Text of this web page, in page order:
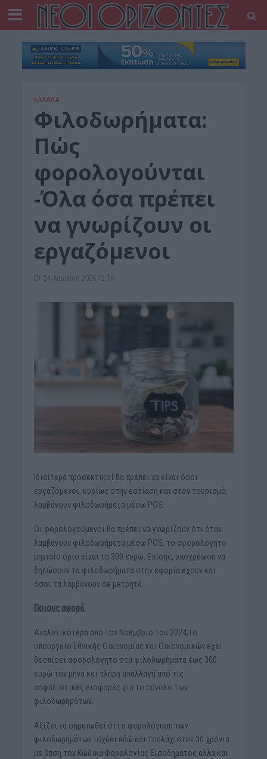
ΕΛΛΑΔΑ
Φιλοδωρήματα:
Πώς
φορολογούνται
-Όλα όσα πρέπει
να γνωρίζουν οι
εργαζόμενοι
24 Απριλίου 2026 12:56
Ιδιαίτερα προσεκτικοί θα πρέπει να είναι όσοι
εργαζόμενοι, κυρίως στην εστίαση και στον τουρισμό,
λαμβάνουν φιλοδωρήματα μέσω POS.
Οι φορολογούμενοι θα πρέπει να γνωρίζουν ότι όταν
λαμβάνουν φιλοδωρήματα μέσω POS, το αφορολόγητο
μηνιαίο όριο είναι τα 300 ευρώ. Επίσης, υποχρέωση να
δηλώσουν τα φιλοδωρήματα στην εφορία έχουν και
όσοι τα λαμβάνουν σε μετρητά.
Ποιους αφορά
Αναλυτικότερα από τον Νοέμβριο του 2024,το
υπουργείο Εθνικής Οικονομίας και Οικονομικών έχει
θεσπίσει αφορολόγητο στα φιλοδωρήματα έως 300
ευρώ τον μήνα και πλήρη απαλλαγή από τις
ασφαλιστικές εισφορές για το σύνολο των
φιλοδωρημάτων.
Αξίζει να σημειωθεί ότι η φορολόγηση των
φιλοδωρημάτων ισχύει εδώ και τουλάχιστον 30 χρόνια
με βάση τον Κώδικα Φορολογίας Εισοδήματος αλλά και